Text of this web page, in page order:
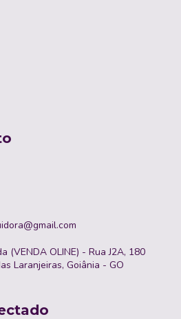
(VENDA OLINE) - Rua J2A, 180
Laranjeiras, Goiânia - GO